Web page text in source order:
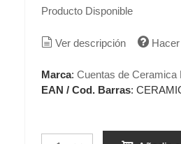
Producto Disponible
Ver descripción
Marca: Cuentas de Ceramica
EAN / Cod. Barras: